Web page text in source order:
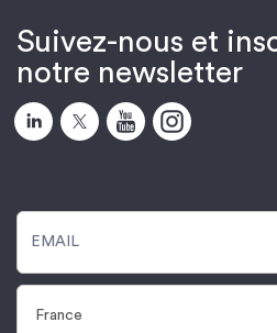
Suivez-nous et
notre newsletter